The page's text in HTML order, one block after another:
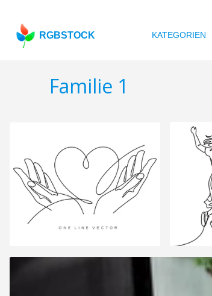
RGBSTOCK KATEGORIEN
Familie 1